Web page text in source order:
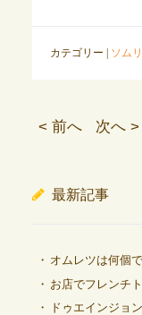
カテゴリー | ソム
< 前へ 次へ >
最新記事
オムレツは何個
お店でフレンチ
ドゥエインジョ